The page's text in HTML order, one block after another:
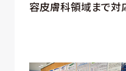
容皮膚科領域まで対